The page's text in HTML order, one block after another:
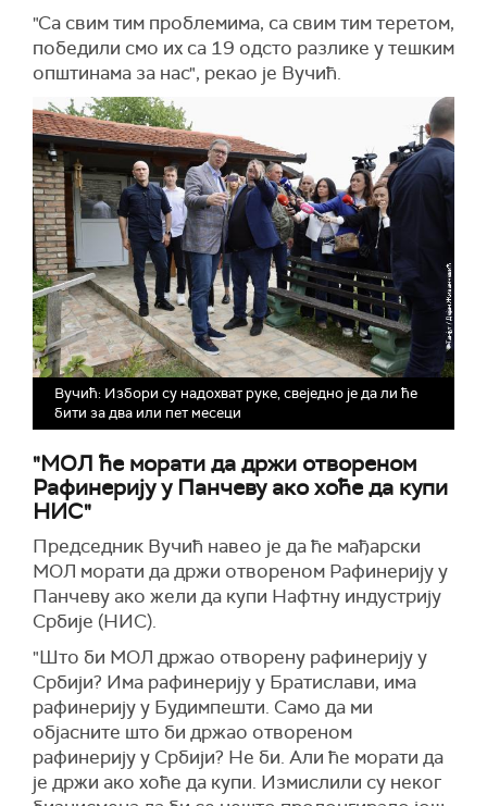
"Са свим тим проблемима, са свим тим теретом,
победили смо их са 19 одсто разлике у тешким
општинама за нас", рекао је Вучић.
Вучић: Избори су надохват руке, свеједно је да ли ће
бити за два или пет месеци
"МОЛ ће морати да држи отвореном
Рафинерију у Панчеву ако хоће да купи
НИС"
Председник Вучић навео је да ће мађарски
МОЛ морати да држи отвореном Рафинерију у
Панчеву ако жели да купи Нафтну индустрију
Србије (НИС).
"Што би МОЛ држао отворену рафинерију у
Србији? Има рафинерију у Братислави, има
рафинерију у Будимпешти. Само да ми
објасните што би држао отвореном
рафинерију у Србији? Не би. Али ће морати да
је држи ако хоће да купи. Измислили су неког